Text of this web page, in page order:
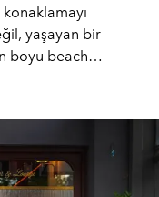
yaşayan bir
boyu beach
buluşturan
buluşuyor.
bu özel
gün batımından